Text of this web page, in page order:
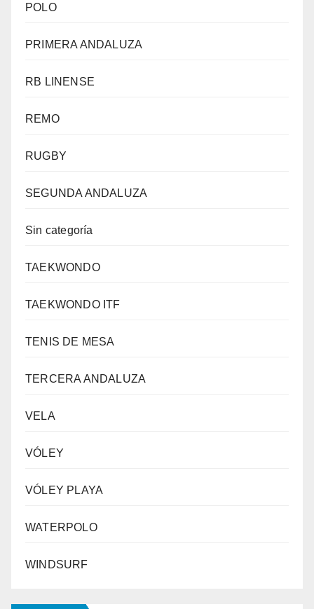
POLO
PRIMERA ANDALUZA
RB LINENSE
REMO
RUGBY
SEGUNDA ANDALUZA
Sin categoría
TAEKWONDO
TAEKWONDO ITF
TENIS DE MESA
TERCERA ANDALUZA
VELA
VÓLEY
VÓLEY PLAYA
WATERPOLO
WINDSURF